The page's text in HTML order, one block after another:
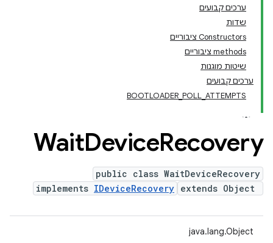
ערכים קבועים
שדות
Constructors ציבוריים
‫methods ציבוריים
שיטות מוגנות
ערכים קבועים
BOOTLOADER_POLL_ATTEMPTS
WaitDeviceRecovery
public class WaitDeviceRecovery
extends Object
implements IDeviceRecovery
java.lang.Object